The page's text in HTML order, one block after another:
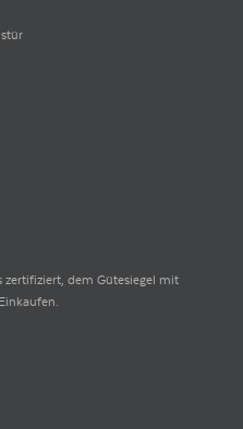
zertifiziert, dem Gütesiegel mit